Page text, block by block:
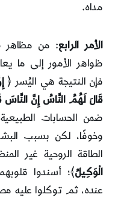
مداه.
الأمر الرابع: من مظاهر
ظواهر الأمور إلى ما
فإن النتيجة هي اليُسر ﴿
قَالَ لَهُمُ النَّاسُ إِنَّ
ضمن الحسابات
وخوفًا، لكن بسبب
الطاقة الروحية غير
الْوَكِيلُ﴾؛ أسندوا
عنده، ثم توكلوا عليه